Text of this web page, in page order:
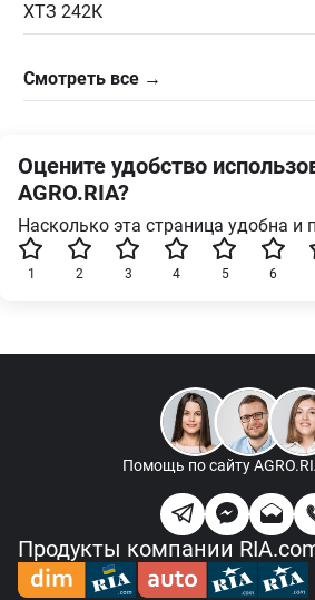
ХТЗ 242К
Смотреть все →
Оцените удобство
AGRO.RIA?
Насколько эта страница удобна и
6
5
4
3
2
1
Помощь по сайту
Продукты компании